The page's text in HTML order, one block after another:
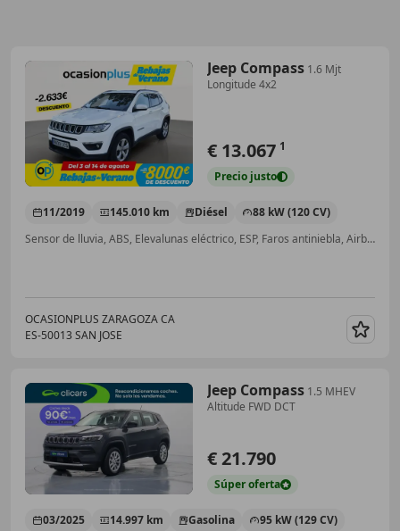
Jeep Compass 1.6 Mjt
Longitude 4x2
€ 13.067 1
Precio justo
11/2019 145.010 km Diésel
88 kW (120 CV)
Sensor de lluvia, ABS, Elevalunas eléctrico, ESP, Faros antiniebla, Airbags laterales
OCASIONPLUS ZARAGOZA CA
ES-50013 SAN JOSE
Jeep Compass 1.5 MHEV
Altitude FWD DCT
€ 21.790
Súperoferta
03/2025 14.997 km Gasolina 95 kW (129 CV)